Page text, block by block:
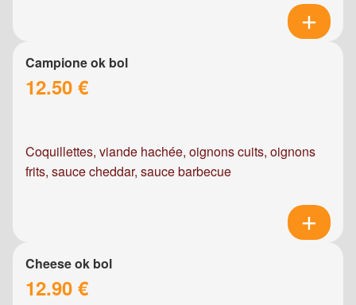
Campione ok bol
12.50 €
Coquillettes, viande hachée, oignons cuits, oignons
frits, sauce cheddar, sauce barbecue
Cheese ok bol
12.90 €